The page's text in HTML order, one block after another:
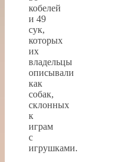
кобелей
и 49
сук,
которых
их
владельцы
описывали
как
собак,
склонных
к
играм
с
игрушками.